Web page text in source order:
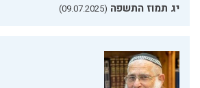
יג תמוז התשפה (09.07.2025)